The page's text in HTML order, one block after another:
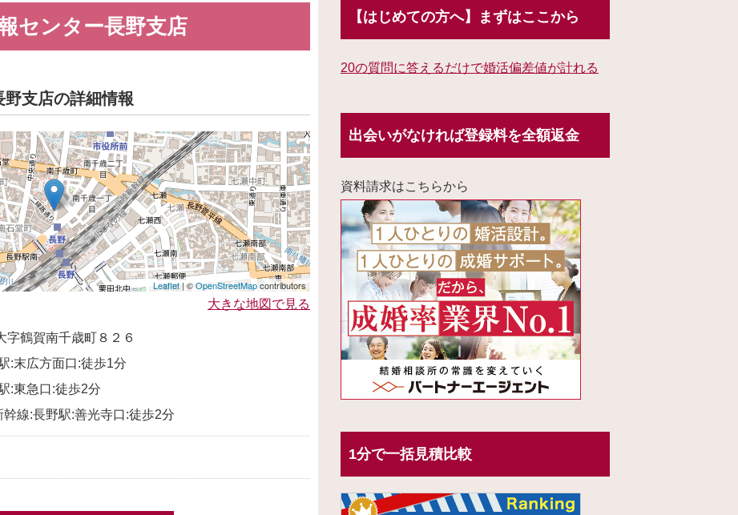
センター長野支店
支店の詳細情報
Leaflet| ©OpenStreetMapcontributors
大きな地図で見る
字鶴賀南千歳町８２６
:末広方面口:徒歩1分
:東急口:徒歩2分
線:長野駅:善光寺口:徒歩2分
【はじめての方へ】まずはここから
20の質問に答えるだけで婚活偏差値が計れる
出会いがなければ登録料を全額返金
資料請求はこちらから
1分で一括見積比較